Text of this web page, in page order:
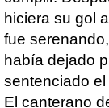
hiciera su gol
fue
había dejado
sentenciado
El canterano